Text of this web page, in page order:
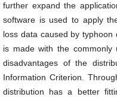
further expand the
software is used to apply
loss data caused by
is made with the commonly
disadvantages of the
Information Criterion.
distribution has a better